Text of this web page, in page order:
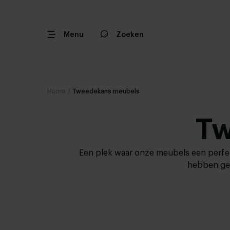
Menu Zoeken
Tweedekans meubels
Een plek waar onze meubels een
hebben